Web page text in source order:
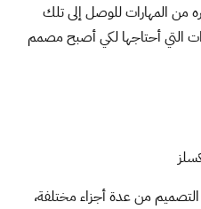
من المهارات للوصل إلى تلك
التي أحتاجها لكي أصبح مصمم
من عدة أجزاء مختلفة،